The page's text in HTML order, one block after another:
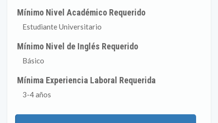
Mínimo Nivel Académico Requerido
Estudiante Universitario
Mínimo Nivel de Inglés Requerido
Básico
Mínima Experiencia Laboral Requerida
3-4 años